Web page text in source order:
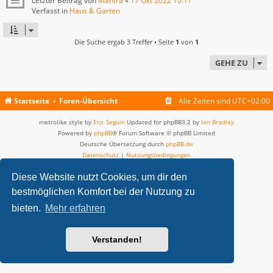
Diese Website nutzt Cookies, um dir den
bestmöglichen Komfort bei der Nutzung zu
bieten. Mehr erfahren
Verstanden!
Verfasst in Haus & Garten
Die Suche ergab 3 Treffer • Seite 1 von 1
GEHE ZU
Startseite Foren-Übersicht Alle Zeiten sind UTC+02:00
metrolike style by Eric Seguin Updated for phpBB3.2 by Ian Bradley
Powered by phpBB® Forum Software © phpBB Limited
Deutsche Übersetzung durch phpBB.de
Datenschutz | Nutzungsbedingungen